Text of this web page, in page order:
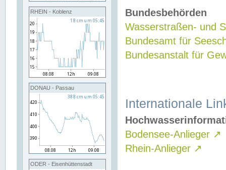
RHEIN - Koblenz
DONAU - Passau
ODER - Eisenhüttenstadt
Bundesbehörden
Wasserstraßen- und
Bundesamt für
Bundesanstalt für
Internationale
Bodensee-Anlieger ↗
Rhein-Anlieger ↗